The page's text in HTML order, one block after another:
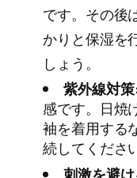
です。その後
かりと保湿を
しょう。
紫外線対
感です。日焼
袖を着用する
続してくださ